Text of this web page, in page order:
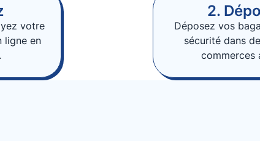
votre
ligne en
2.
Déposez vos
sécurité dans
commerces